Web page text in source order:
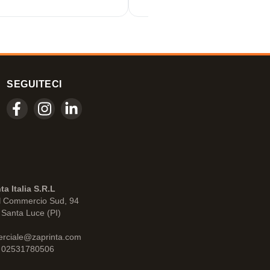
SEGUITECI
Italia S.R.L
Commercio Sud, 94
Luce (PI)
02531780506